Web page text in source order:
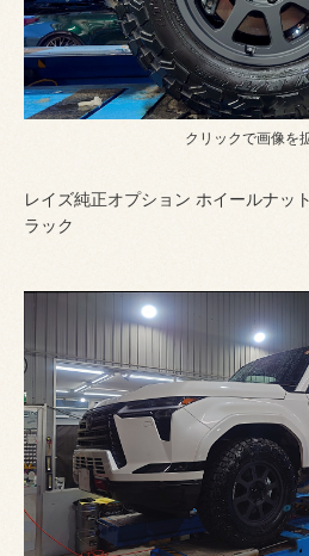
クリックで画像を
レイズ純正オプション ホイールナッ
ラック